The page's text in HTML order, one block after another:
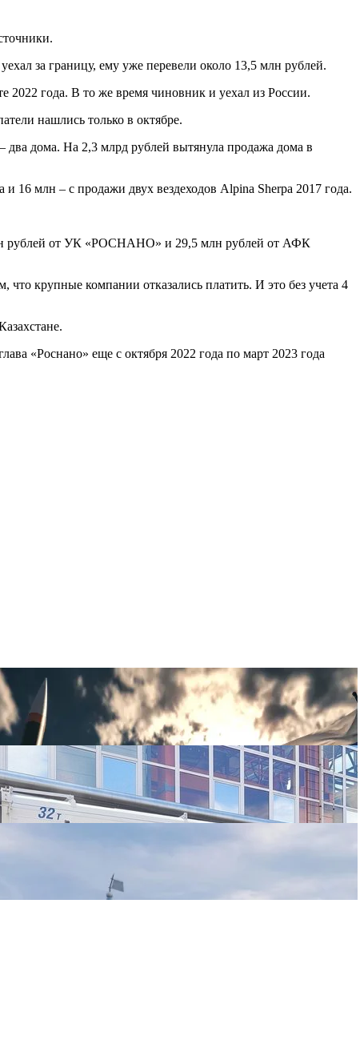
за границу, ему уже перевели около 13,5 млн рублей.
2022 года. В то же время чиновник и уехал из России.
нашлись только в октябре.
два дома. На 2,3 млрд рублей вытянула продажа дома в
16 млн – с продажи двух вездеходов Alpina Sherpa 2017 года.
рублей от УК «РОСНАНО» и 29,5 млн рублей от АФК
крупные компании отказались платить. И это без учета 4
«Роснано» еще с октября 2022 года по март 2023 года